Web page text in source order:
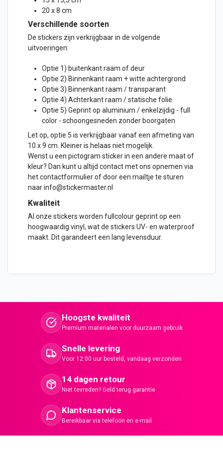
20 x 8 cm
Verschillende soorten
De stickers zijn verkrijgbaar in de volgende
uitvoeringen:
Optie 1) buitenkant raam ofdeur
Optie 2) Binnenkant raam + witte achtergrond
Optie 3) Binnenkant raam / transparant
Optie 4) Achterkant raam / statische folie
Optie 5) Geprint op aluminium / enkelzijdig - full
color - schoongesneden zonder boorgaten
Let op, optie 5 is verkrijgbaar vanaf een afmeting van
10 x 9 cm. Kleiner is helaas niet mogelijk.
Wenst u een pictogram sticker in een andere maat of
kleur? Dan kunt u altijd contact met ons opnemen via
het contactformulier of door een mailtje te sturen
naar info@stickermaster.nl
Kwaliteit
Al onze stickers worden fullcolour geprint op een
hoogwaardig vinyl, wat de stickers UV- en waterproof
maakt. Dit garandeert een lang levensduur.
Hoogste kwaliteit
Premium materialen voor duurzaam gebruik
Snelle levering
Voor 12:00 uur besteld, vandaag verzonden
14 dagen retour
Niet tevreden? Geld terug garantie
Klantenservice
Bereikbaar via telefoon en e-mail